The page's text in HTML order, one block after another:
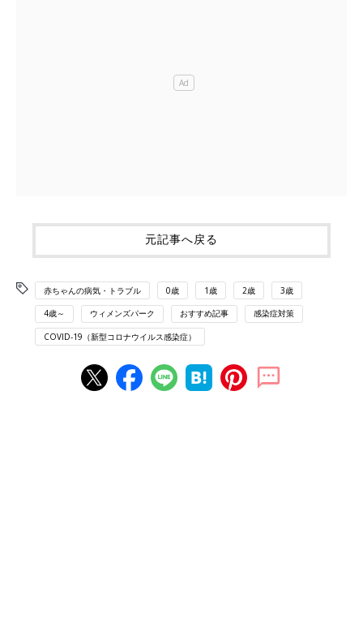
元記事へ戻る
赤ちゃんの病気・トラブル 0歳 1歳 2歳 3歳
4歳～ ウィメンズパーク おすすめ記事 感染症対策
COVID-19（新型コロナウイルス感染症）